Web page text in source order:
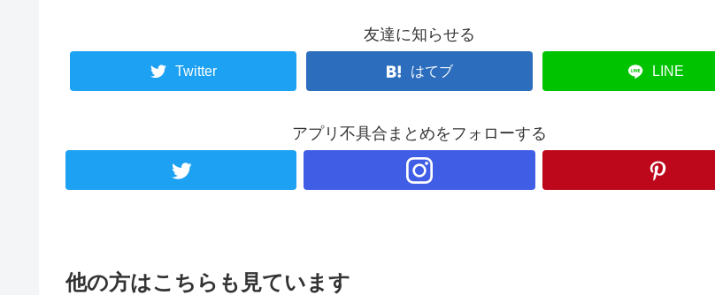
友達に知らせる
Twitter はてブ LINE
アプリ不具合まとめをフォローする
他の方はこちらも見ています